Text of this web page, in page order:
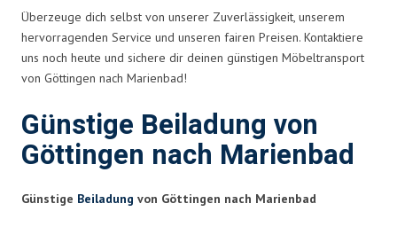
Überzeuge dich selbst von unserer Zuverlässigkeit, unserem
hervorragenden Service und unseren fairen Preisen. Kontaktiere
uns noch heute und sichere dir deinen günstigen Möbeltransport
von Göttingen nach Marienbad!
Günstige Beiladung von
Göttingen nach Marienbad
Günstige Beiladung von Göttingen nach Marienbad